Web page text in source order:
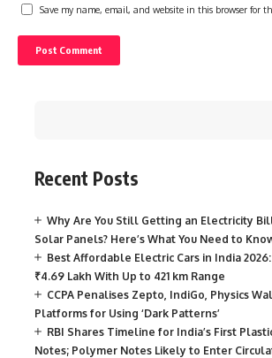
Save my name, email, and website in this browser for
Recent Posts
Why Are You Still Getting an Electricity
Solar Panels? Here’s What You Need to
Best Affordable Electric Cars in India
₹4.69 Lakh With Up to 421 km Range
CCPA Penalises Zepto, IndiGo, Physics
Platforms for Using ‘Dark Patterns’
RBI Shares Timeline for India’s First
Notes; Polymer Notes Likely to Enter